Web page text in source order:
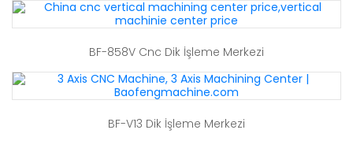
BF-858V Cnc Dik İşleme Merkezi
BF-V13 Dik İşleme Merkezi